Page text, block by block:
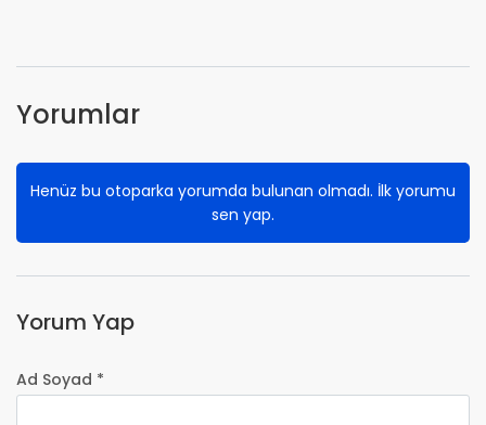
Yorumlar
Henüz bu otoparka yorumda bulunan olmadı. İlk yorumu
sen yap.
Yorum Yap
Ad Soyad *